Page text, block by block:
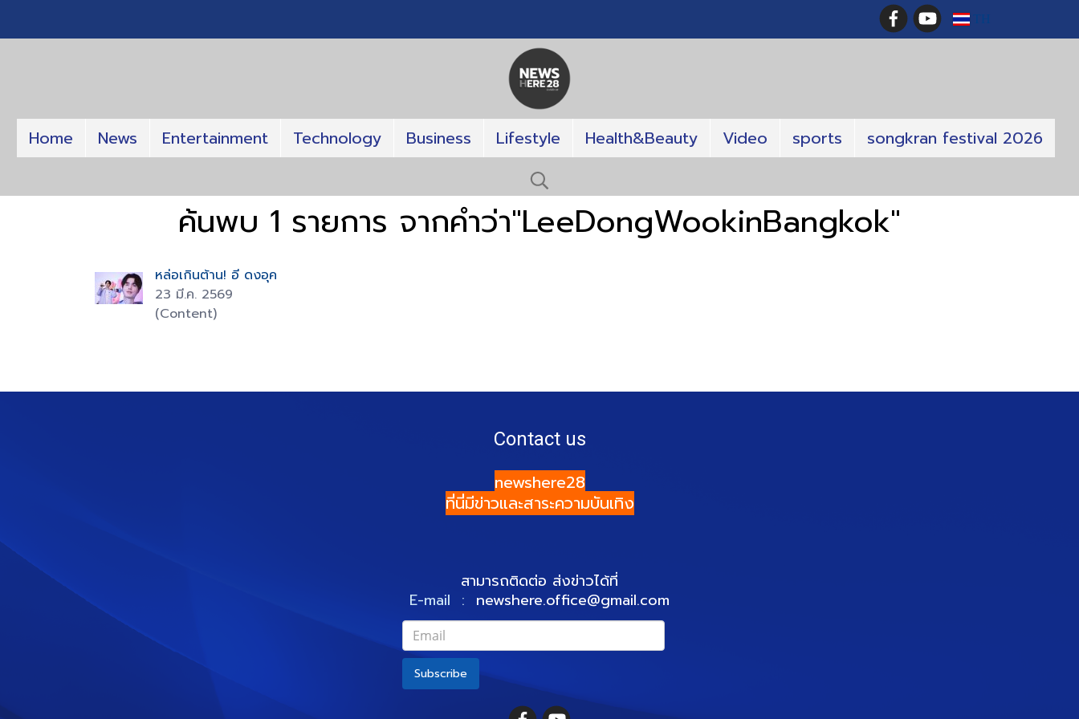
TH
Home News Entertainment Technology Business Lifestyle Health&Beauty Video sports songkran festival 2026
ค้นพบ 1 รายการ จากคำว่า"LeeDongWookinBangkok"
หล่อเกินต้าน! อี ดงอุค
23 มี.ค. 2569
(Content)
Contact us
newshere28
ที่นี่มีข่าวและสาระความบันเทิง
สามารถติดต่อ ส่งข่าวได้ที่
E-mail : newshere.office@gmail.com
Subscribe